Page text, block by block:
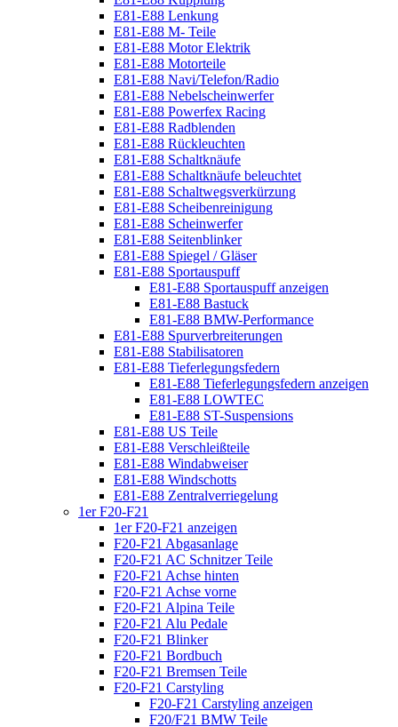
E81-E88 Lenkung
E81-E88 M- Teile
E81-E88 Motor Elektrik
E81-E88 Motorteile
E81-E88 Navi/Telefon/Radio
E81-E88 Nebelscheinwerfer
E81-E88 Powerfex Racing
E81-E88 Radblenden
E81-E88 Rückleuchten
E81-E88 Schaltknäufe
E81-E88 Schaltknäufe beleuchtet
E81-E88 Schaltwegsverkürzung
E81-E88 Scheibenreinigung
E81-E88 Scheinwerfer
E81-E88 Seitenblinker
E81-E88 Spiegel / Gläser
E81-E88 Sportauspuff
E81-E88 Sportauspuff anzeigen
E81-E88 Bastuck
E81-E88 BMW-Performance
E81-E88 Spurverbreiterungen
E81-E88 Stabilisatoren
E81-E88 Tieferlegungsfedern
E81-E88 Tieferlegungsfedern anzeigen
E81-E88 LOWTEC
E81-E88 ST-Suspensions
E81-E88 US Teile
E81-E88 Verschleißteile
E81-E88 Windabweiser
E81-E88 Windschotts
E81-E88 Zentralverriegelung
1er F20-F21
1er F20-F21 anzeigen
F20-F21 Abgasanlage
F20-F21 AC Schnitzer Teile
F20-F21 Achse hinten
F20-F21 Achse vorne
F20-F21 Alpina Teile
F20-F21 Alu Pedale
F20-F21 Blinker
F20-F21 Bordbuch
F20-F21 Bremsen Teile
F20-F21 Carstyling
F20-F21 Carstyling anzeigen
F20/F21 BMW Teile